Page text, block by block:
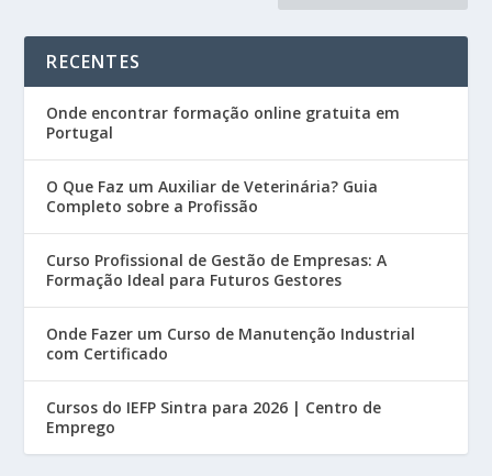
RECENTES
Onde encontrar formação online gratuita em
Portugal
O Que Faz um Auxiliar de Veterinária? Guia
Completo sobre a Profissão
Curso Profissional de Gestão de Empresas: A
Formação Ideal para Futuros Gestores
Onde Fazer um Curso de Manutenção Industrial
com Certificado
Cursos do IEFP Sintra para 2026 | Centro de
Emprego